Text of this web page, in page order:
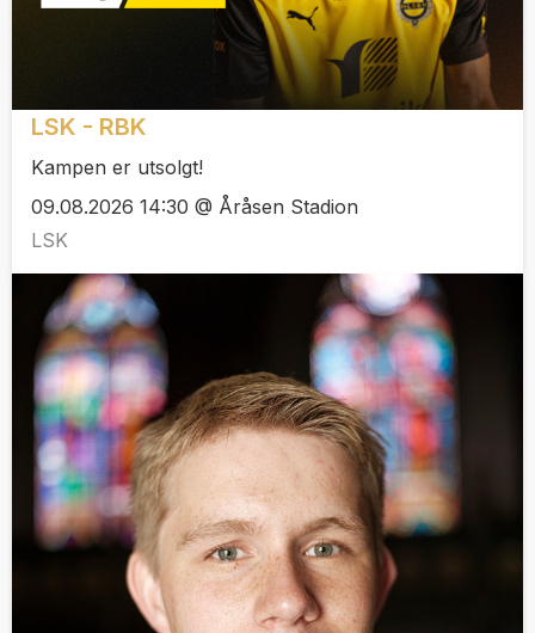
LSK - RBK
Kampen er utsolgt!
09.08.2026 14:30 @ Åråsen Stadion
LSK